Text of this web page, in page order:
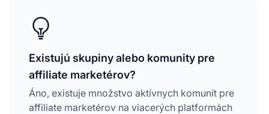
Existujú skupiny alebo komunity pre
affiliate marketérov?
Áno, existuje množstvo aktívnych komunít pre
affiliate marketérov na viacerých platformách